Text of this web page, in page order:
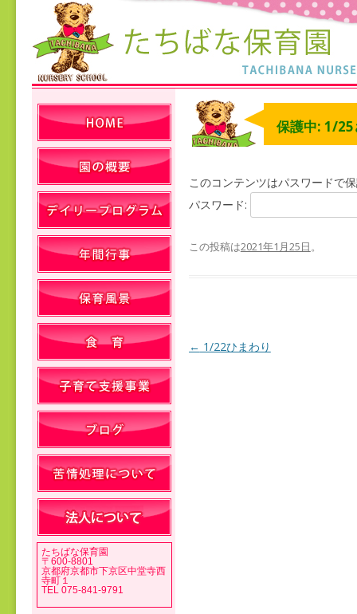
保護中: 1/25
このコンテンツはパスワードで
パスワード:
この投稿は2021年1月25日。
投稿ナビゲーション
← 1/22ひまわり
たちばな保育園
〒600-8801
京都府京都市下京区中堂寺西
寺町１
TEL 075-841-9791